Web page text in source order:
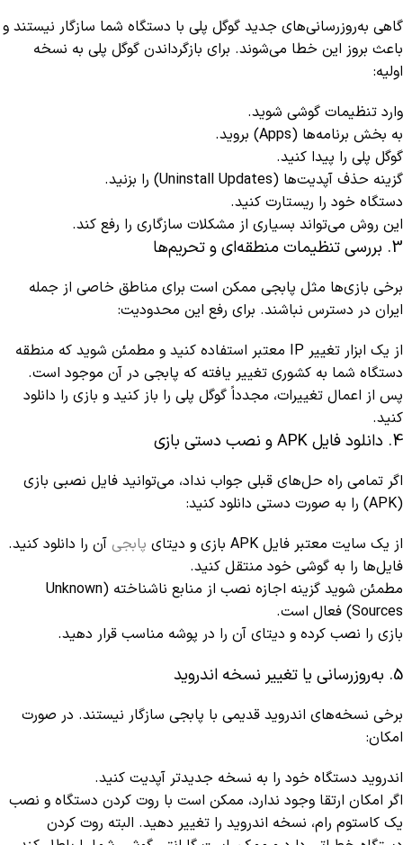
گاهی به‌روزرسانی‌های جدید گوگل پلی با دستگاه شما سازگار نیستند و
باعث بروز این خطا می‌شوند. برای بازگرداندن گوگل پلی به نسخه
اولیه:
وارد تنظیمات گوشی شوید.
به بخش برنامه‌ها (Apps) بروید.
گوگل پلی را پیدا کنید.
گزینه حذف آپدیت‌ها (Uninstall Updates) را بزنید.
دستگاه خود را ریستارت کنید.
این روش می‌تواند بسیاری از مشکلات سازگاری را رفع کند.
3. بررسی تنظیمات منطقه‌ای و تحریم‌ها
برخی بازی‌ها مثل پابجی ممکن است برای مناطق خاصی از جمله
ایران در دسترس نباشند. برای رفع این محدودیت:
از یک ابزار تغییر IP معتبر استفاده کنید و مطمئن شوید که منطقه
دستگاه شما به کشوری تغییر یافته که پابجی در آن موجود است.
پس از اعمال تغییرات، مجدداً گوگل پلی را باز کنید و بازی را دانلود
کنید.
4. دانلود فایل APK و نصب دستی بازی
اگر تمامی راه‌ حل‌های قبلی جواب نداد، می‌توانید فایل نصبی بازی
(APK) را به صورت دستی دانلود کنید:
از یک سایت معتبر فایل APK بازی و دیتای
پابجی آن را دانلود کنید.
فایل‌ها را به گوشی خود منتقل کنید.
مطمئن شوید گزینه اجازه نصب از منابع ناشناخته (Unknown
Sources) فعال است.
بازی را نصب کرده و دیتای آن را در پوشه مناسب قرار دهید.
5. به‌روزرسانی یا تغییر نسخه اندروید
برخی نسخه‌های اندروید قدیمی با پابجی سازگار نیستند. در صورت
امکان:
اندروید دستگاه خود را به نسخه جدیدتر آپدیت کنید.
اگر امکان ارتقا وجود ندارد، ممکن است با روت کردن دستگاه و نصب
یک کاستوم رام، نسخه اندروید را تغییر دهید. البته روت کردن